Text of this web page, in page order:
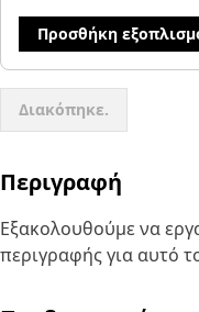
Προσθήκη
Διακόπηκε.
Περιγραφή
Εξακολουθούμε να
περιγραφής για αυτό